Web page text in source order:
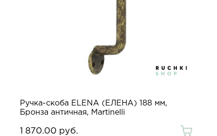
Ручка-скоба ELENA (ЕЛЕНА) 188 мм,
Бронза античная, Martinelli
1 870.00 руб.